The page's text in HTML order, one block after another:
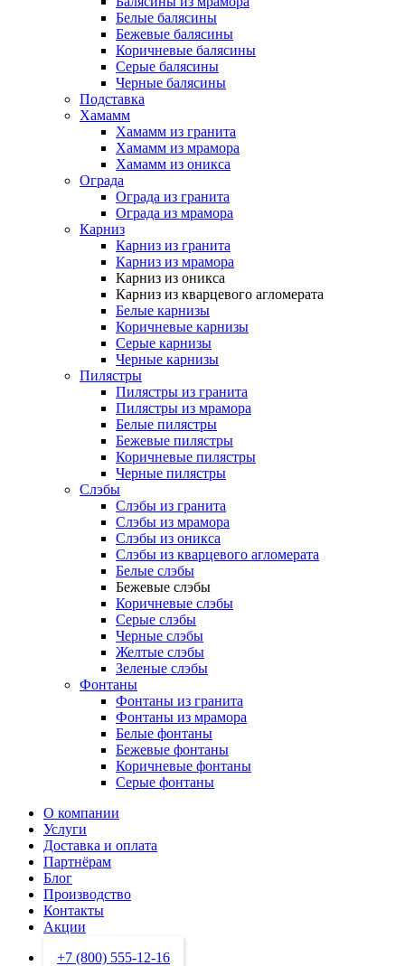
Белые балясины
Бежевые балясины
Коричневые балясины
Серые балясины
Черные балясины
Подставка
Хамамм
Хамамм из гранита
Хамамм из мрамора
Хамамм из оникса
Ограда
Ограда из гранита
Ограда из мрамора
Карниз
Карниз из гранита
Карниз из мрамора
Карниз из оникса
Карниз из кварцевого агломерата
Белые карнизы
Коричневые карнизы
Серые карнизы
Черные карнизы
Пилястры
Пилястры из гранита
Пилястры из мрамора
Белые пилястры
Бежевые пилястры
Коричневые пилястры
Черные пилястры
Слэбы
Слэбы из гранита
Слэбы из мрамора
Слэбы из оникса
Слэбы из кварцевого агломерата
Белые слэбы
Бежевые слэбы
Коричневые слэбы
Серые слэбы
Черные слэбы
Желтые слэбы
Зеленые слэбы
Фонтаны
Фонтаны из гранита
Фонтаны из мрамора
Белые фонтаны
Бежевые фонтаны
Коричневые фонтаны
Серые фонтаны
О компании
Услуги
Доставка и оплата
Партнёрам
Блог
Производство
Контакты
Акции
+7 (800) 555-12-16